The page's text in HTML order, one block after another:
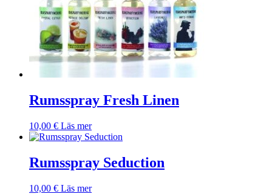
Rumsspray Fresh Linen
10,00 € Läs mer
Rumsspray Seduction
10,00 € Läs mer